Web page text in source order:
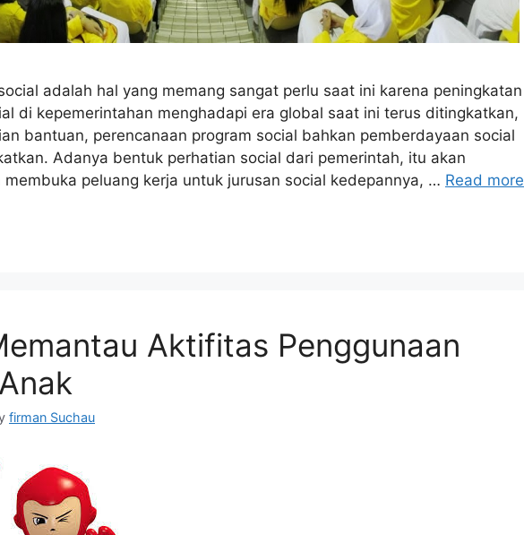
adalah hal yang memang sangat perlu saat ini karena peningkatan
di kepemerintahan menghadapi era global saat ini terus ditingkatkan,
bantuan, perencanaan program social bahkan pemberdayaan social
Adanya bentuk perhatian social dari pemerintah, itu akan
peluang kerja untuk jurusan social kedepannya, … Read more
Aktifitas Penggunaan
firman Suchau